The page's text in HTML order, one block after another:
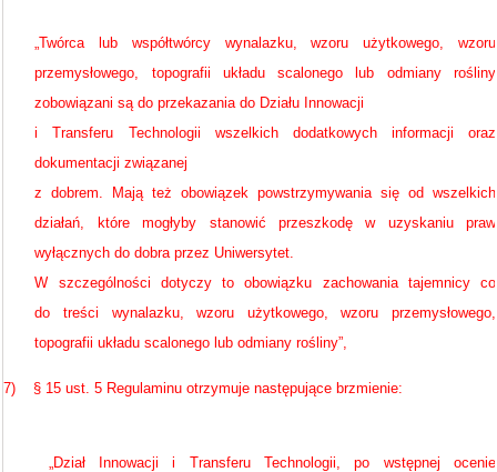
„Twórca lub współtwórcy wynalazku, wzoru użytkowego, wzoru
przemysłowego, topografii układu scalonego lub odmiany rośliny
zobowiązani są do przekazania do Działu Innowacji
i Transferu Technologii wszelkich dodatkowych informacji oraz
dokumentacji związanej
z dobrem. Mają też obowiązek powstrzymywania się od wszelkich
działań, które mogłyby stanowić przeszkodę w uzyskaniu praw
wyłącznych do dobra przez Uniwersytet.
W szczególności dotyczy to obowiązku zachowania tajemnicy co
do treści wynalazku, wzoru użytkowego, wzoru przemysłowego,
topografii układu scalonego lub odmiany rośliny”,
7) § 15 ust. 5 Regulaminu otrzymuje następujące brzmienie:
„Dział Innowacji i Transferu Technologii, po wstępnej ocenie